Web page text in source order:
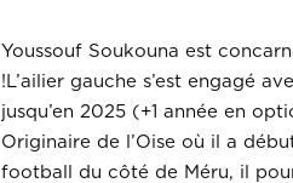
Youssouf Soukouna est
!L’ailier gauche s’est engagé
jusqu’en 2025 (+1 année en
Originaire de l’Oise où il a
football du côté de Méru, il